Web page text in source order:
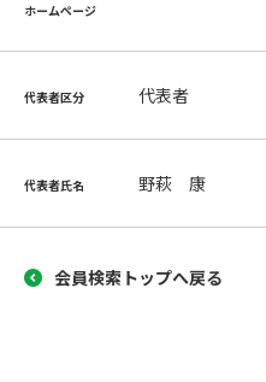
ホームページ
代表者区分 代表者
代表者氏名 野萩 康
会員検索トップへ戻る